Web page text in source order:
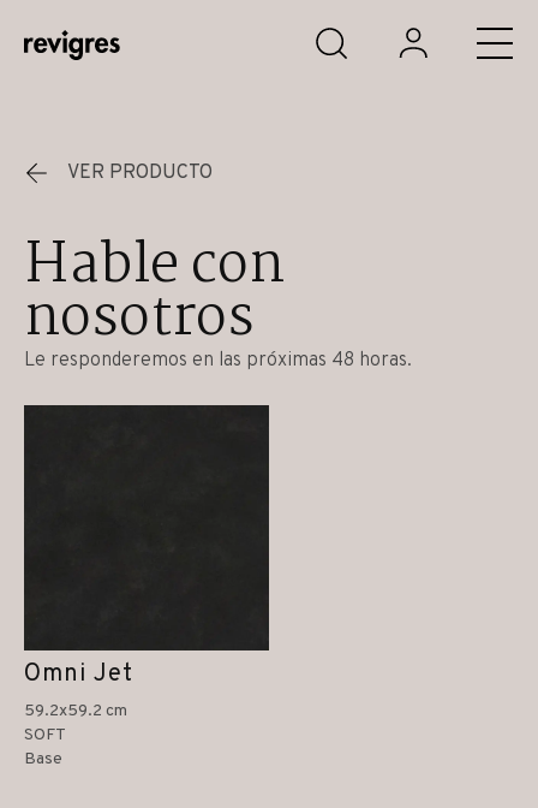
Saltar al contenido principal
VER PRODUCTO
Hable con
nosotros
Le responderemos en las próximas 48 horas.
Omni Jet
59.2x59.2 cm
SOFT
Base